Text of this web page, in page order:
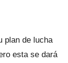
plan de lucha
esta se dará